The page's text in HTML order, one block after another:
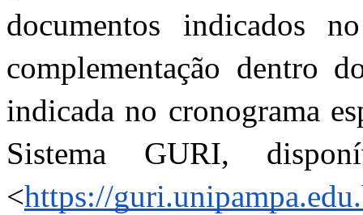
documentos indicados
complementação dentro
indicada no cronograma
Sistema GURI,
<https://